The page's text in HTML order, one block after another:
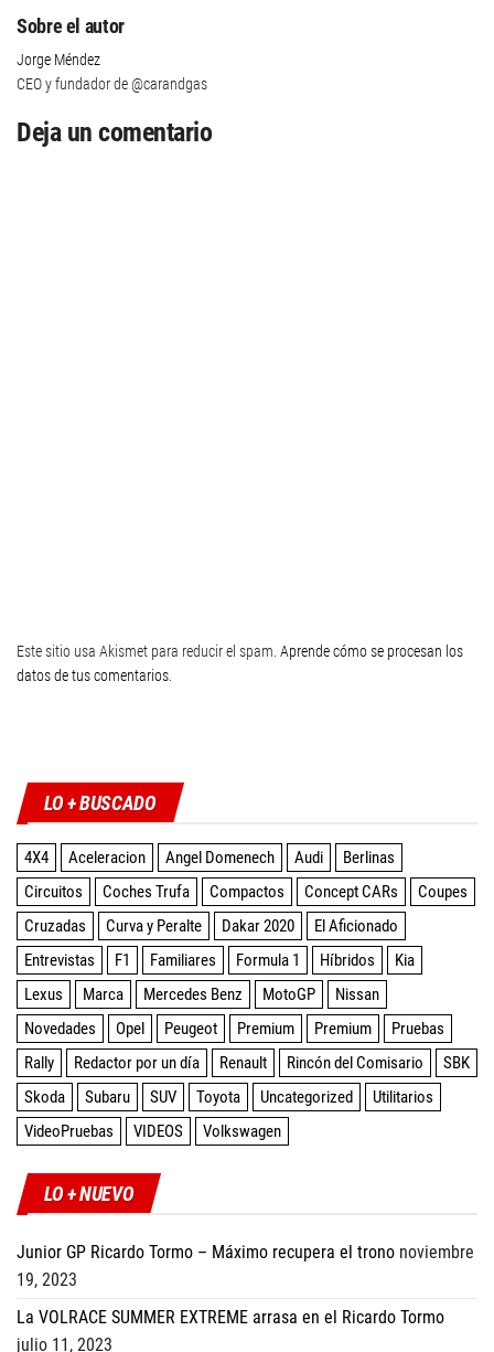
Sobre el autor
Jorge Méndez
CEO y fundador de @carandgas
Deja un comentario
Este sitio usa Akismet para reducir el spam. Aprende cómo se procesan los
datos de tus comentarios
LO + BUSCADO
4X4 Aceleracion Angel Domenech Audi
Berlinas
Circuitos
Coches Trufa Compactos Concept CARs
Coupes
Cruzadas
Curva y Peralte Dakar 2020
El Aficionado
Entrevistas
F1 Familiares Formula 1 Híbridos
Kia
Lexus
Marca Mercedes Benz MotoGP
Nissan
Novedades
Opel Peugeot Premium Premium
Pruebas
Rally
Redactor por un día Renault Rincón del Comisario
SBK
Skoda
Subaru SUV Toyota Uncategorized
Utilitarios
VideoPruebas
VIDEOS Volkswagen
LO + NUEVO
Junior GP Ricardo Tormo – Máximo recupera el trono noviembre
19, 2023
La VOLRACE SUMMER EXTREME arrasa en el Ricardo Tormo
julio 11, 2023